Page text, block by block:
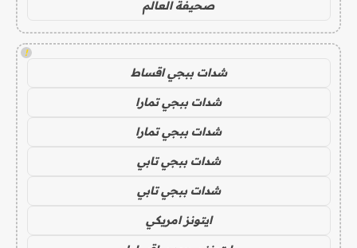
صحيفة العالم
!
شدات ببجي اقساط
شدات ببجي تمارا
شدات ببجي تمارا
شدات ببجي تابي
شدات ببجي تابي
ايتونز امريكي